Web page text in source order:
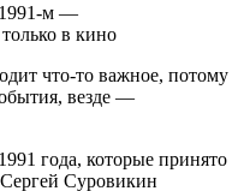
1991-м —
в кино
что-то важное, потому
везде —
года, которые принято
Суровикин